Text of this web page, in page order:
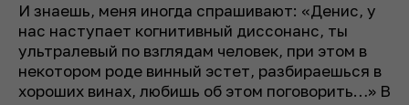
И знаешь, меня иногда спрашивают: «Денис, у
нас наступает когнитивный диссонанс, ты
ультралевый по взглядам человек, при этом в
некотором роде винный эстет, разбираешься в
хороших винах, любишь об этом поговорить…» В